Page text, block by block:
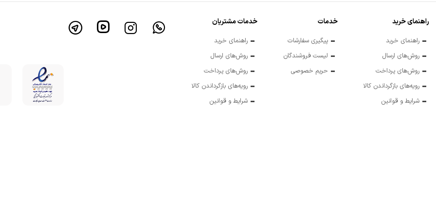
راهنمای خرید
راهنمای خرید
روش‌های ارسال
روش‌های پرداخت
رویه‌های بازگرداندن کالا
شرایط و قوانین
خدمات
پیگیری سفارشات
لیست فروشندگان
حریم خصوصی
خدمات مشتریان
راهنمای خرید
روش‌های ارسال
روش‌های پرداخت
رویه‌های بازگرداندن کالا
شرایط و قوانین